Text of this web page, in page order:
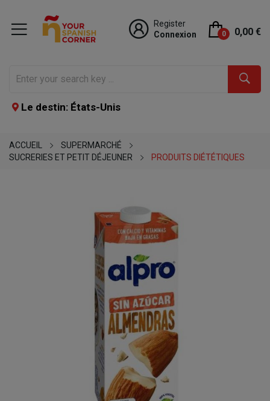
Register
Connexion
0 0,00 €
Le destin: États-Unis
ACCUEIL
SUPERMARCHÉ
SUCRERIES ET PETIT DÉJEUNER
PRODUITS DIÉTÉTIQUES